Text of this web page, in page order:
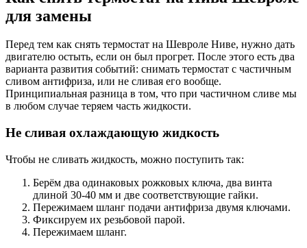
для замены
Перед тем как снять термостат на Шевроле Ниве, нужно дать
двигателю остыть, если он был прогрет. После этого есть два
варианта развития событий: снимать термостат с частичным
сливом антифриза, или не сливая его вообще.
Принципиальная разница в том, что при частичном сливе мы
в любом случае теряем часть жидкости.
Не сливая охлаждающую жидкость
Чтобы не сливать жидкость, можно поступить так:
Берём два одинаковых рожковых ключа, два винта
длиной 30-40 мм и две соответствующие гайки.
Пережимаем шланг подачи антифриза двумя ключами.
Фиксируем их резьбовой парой.
Пережимаем шланг.